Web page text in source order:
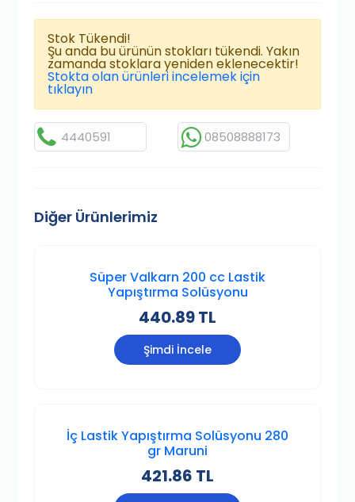
Stok Tükendi!
Şu anda bu ürünün stokları tükendi. Yakın
zamanda stoklara yeniden eklenecektir!
Stokta olan ürünleri incelemek için
tıklayın
4440591 08508888173
Diğer Ürünlerimiz
Süper Valkarn 200 cc Lastik
Yapıştırma Solüsyonu
440.89 TL
Şimdi İncele
İç Lastik Yapıştırma Solüsyonu 280
gr Maruni
421.86 TL